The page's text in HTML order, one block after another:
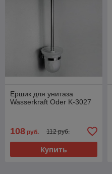
Ершик для унитаза
Wasserkraft Oder K-3027
108 руб. 112 руб.
Купить